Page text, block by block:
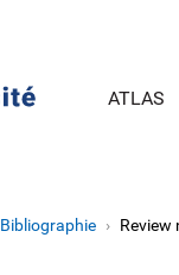
ATLAS
Bibliographie Review